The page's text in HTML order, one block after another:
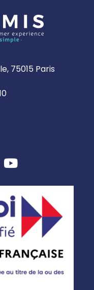
75015 Paris